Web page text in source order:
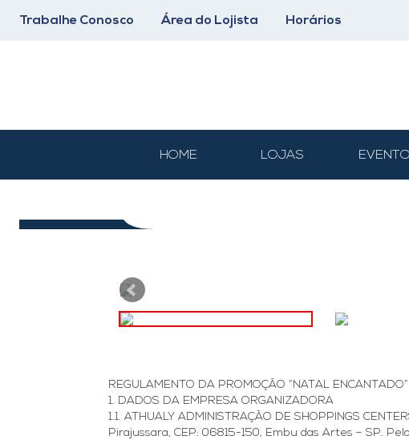
Trabalhe Conosco Área do Lojista Horários
HOME LOJAS
REGULAMENTO DA PROMOÇÃO “NATAL ENCANTADO”
1. DADOS DA EMPRESA ORGANIZADORA
1.1. ATHUALY ADMINISTRAÇÃO DE SHOPPINGS
Pirajussara, CEP: 06815-150, Embu das Artes – SP.